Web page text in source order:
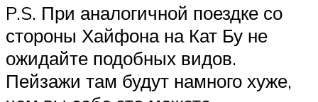
P.S. При аналогичной поездке со
стороны Хайфона на Кат Бу не
ожидайте подобных видов.
Пейзажи там будут намного хуже,